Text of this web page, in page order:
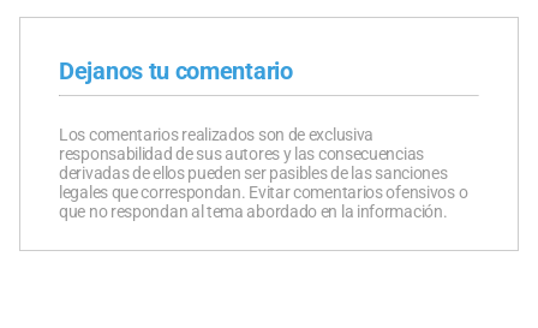
Dejanos tu comentario
Los comentarios realizados son de exclusiva
responsabilidad de sus autores y las consecuencias
derivadas de ellos pueden ser pasibles de las sanciones
legales que correspondan. Evitar comentarios ofensivos o
que no respondan al tema abordado en la información.